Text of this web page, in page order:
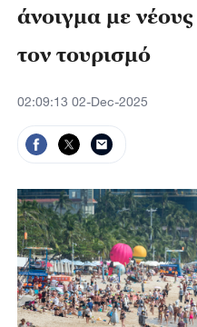
άνοιγμα με
τον τουρισμό
02:09:13 02-Dec-2025